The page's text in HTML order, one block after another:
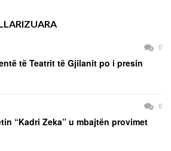
0
të Teatrit të Gjilanit po i presin
0
“Kadri Zeka” u mbajtën provimet